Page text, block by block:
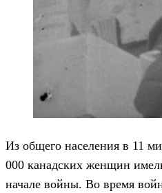
Из общего населения в 11
000 канадских женщин
начале войны. Во время